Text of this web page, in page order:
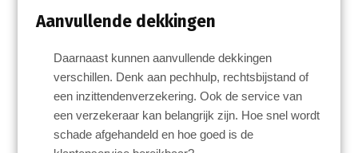
Aanvullende dekkingen
Daarnaast kunnen aanvullende dekkingen
verschillen. Denk aan pechhulp, rechtsbijstand of
een inzittendenverzekering. Ook de service van
een verzekeraar kan belangrijk zijn. Hoe snel wordt
schade afgehandeld en hoe goed is de